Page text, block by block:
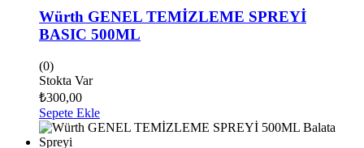
Würth GENEL TEMİZLEME SPREYİ
BASIC 500ML
(0)
Stokta Var
₺300,00
Sepete Ekle